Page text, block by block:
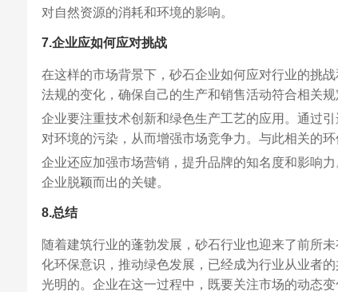
对自然资源的消耗和环境的影响。
7.企业应如何应对挑战
在这样的市场背景下，砂石企业如何应对行业的挑
法规的变化，确保自己的生产和销售活动符合相关
企业要注重技术创新和绿色生产工艺的应用。通过
对环境的污染，从而增强市场竞争力。与此相关的
企业还应加强市场营销，提升品牌的知名度和影响
企业脱颖而出的关键。
8.总结
随着建筑行业的蓬勃发展，砂石行业也迎来了前所
化环保意识，推动绿色发展，已经成为行业从业者
光明的。企业在这一过程中，既要关注市场的动态